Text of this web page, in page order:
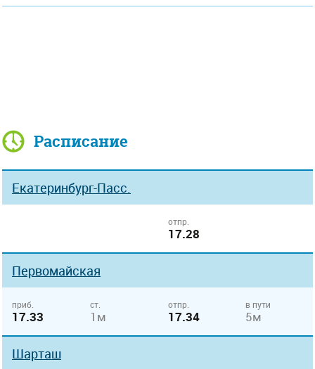
Расписание
Екатеринбург-Пасс.
отпр.
17.28
Первомайская
приб.
17.33
ст.
1м
отпр.
17.34
в пути
5м
Шарташ